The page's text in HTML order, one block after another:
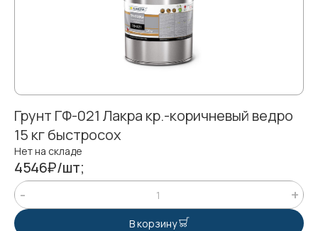
Грунт ГФ-021 Лакра кр.-коричневый ведро
15 кг быстросох
Нет на складе
4546₽/шт;
В корзину